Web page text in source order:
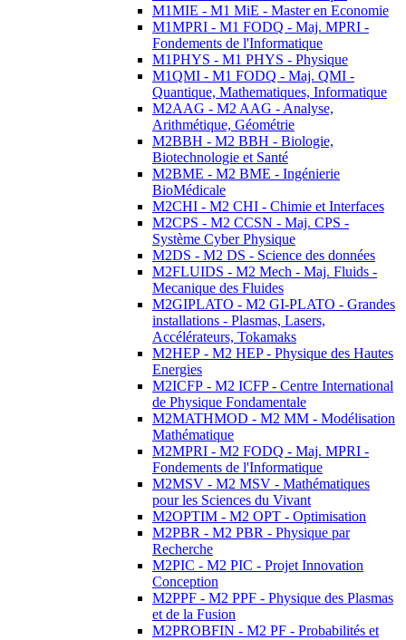
M1MIE - M1 MiE - Master en Economie
M1MPRI - M1 FODQ - Maj. MPRI -
Fondements de l'Informatique
M1PHYS - M1 PHYS - Physique
M1QMI - M1 FODQ - Maj. QMI -
Quantique, Mathematiques, Informatique
M2AAG - M2 AAG - Analyse,
Arithmétique, Géométrie
M2BBH - M2 BBH - Biologie,
Biotechnologie et Santé
M2BME - M2 BME - Ingénierie
BioMédicale
M2CHI - M2 CHI - Chimie et Interfaces
M2CPS - M2 CCSN - Maj. CPS -
Système Cyber Physique
M2DS - M2 DS - Science des données
M2FLUIDS - M2 Mech - Maj. Fluids -
Mecanique des Fluides
M2GIPLATO - M2 GI-PLATO - Grandes
installations - Plasmas, Lasers,
Accélérateurs, Tokamaks
M2HEP - M2 HEP - Physique des Hautes
Energies
M2ICFP - M2 ICFP - Centre International
de Physique Fondamentale
M2MATHMOD - M2 MM - Modélisation
Mathématique
M2MPRI - M2 FODQ - Maj. MPRI -
Fondements de l'Informatique
M2MSV - M2 MSV - Mathématiques
pour les Sciences du Vivant
M2OPTIM - M2 OPT - Optimisation
M2PBR - M2 PBR - Physique par
Recherche
M2PIC - M2 PIC - Projet Innovation
Conception
M2PPF - M2 PPF - Physique des Plasmas
et de la Fusion
M2PROBFIN - M2 PF - Probabilités et